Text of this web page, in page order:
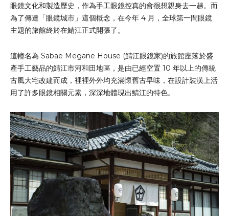
眼鏡文化和製造歷史，作為手工眼鏡控真的會很想親身去一趟。而
為了傳達「眼鏡城市」這個概念，在今年 4 月，全球第一間眼鏡
主題的旅館終於在鯖江正式開張了。
這幢名為 Sabae Megane House (鯖江眼鏡家)的旅館座落於盛
產手工藝品的鯖江市河和田地區，是由已經空置 10 年以上的傳統
古風大宅改建而成，裡裡外外均充滿懷舊古早味，在設計裝潢上活
用了許多眼鏡相關元素，深深地體現出鯖江的特色。